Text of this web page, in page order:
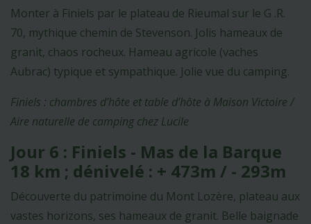
Monter à Finiels par le plateau de Rieumal sur le G .R.
70, mythique chemin de Stevenson. Jolis hameaux de
granit, chaos rocheux. Hameau agricole (vaches
Aubrac) typique et sympathique. Jolie vue du camping.
Finiels : chambres d’hôte et table d’hôte à Maison Victoire /
Aire naturelle de camping chez Lucile
Jour 6 : Finiels - Mas de la Barque
18 km ; dénivelé : + 473m / - 293m
Découverte du patrimoine du Mont Lozère, plateau aux
vastes horizons, ses hameaux de granit. Belle baignade